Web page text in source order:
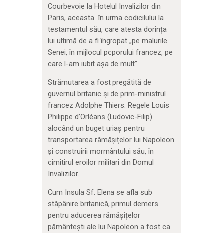
Courbevoie la Hotelul Invalizilor din
Paris, aceasta în urma codicilului la
testamentul său, care atesta dorința
lui ultimă de a fi îngropat „pe malurile
Senei, în mijlocul poporului francez, pe
care l-am iubit așa de mult”.
Strămutarea a fost pregătită de
guvernul britanic și de prim-ministrul
francez Adolphe Thiers. Regele Louis
Philippe d’Orléans (Ludovic-Filip)
alocând un buget uriaș pentru
transportarea rămășițelor lui Napoleon
și construirii mormântului său, în
cimitirul eroilor militari din Domul
Invalizilor.
Cum Insula Sf. Elena se afla sub
stăpânire britanică, primul demers
pentru aducerea rămășițelor
pământești ale lui Napoleon a fost ca